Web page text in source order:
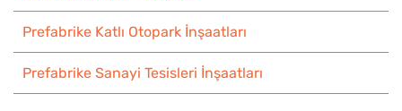
Prefabrike Katlı Otopark İnşaatları
Prefabrike Sanayi Tesisleri İnşaatları